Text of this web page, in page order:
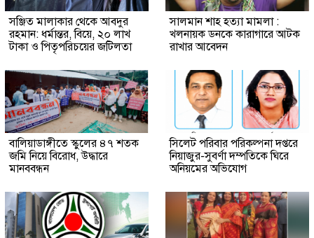
সঞ্জিত মালাকার থেকে আবদুর
রহমান: ধর্মান্তর, বিয়ে, ২০ লাখ
টাকা ও পিতৃপরিচয়ের জটিলতা
সালমান শাহ হত্যা মামলা :
খলনায়ক ডনকে কারাগারে আটক
রাখার আবেদন
বালিয়াডাঙ্গীতে স্কুলের ৪৭ শতক
জমি নিয়ে বিরোধ, উদ্ধারে
মানববন্ধন
সিলেট পরিবার পরিকল্পনা দপ্তরে
নিয়াজুর-সুবর্ণা দম্পতিকে ঘিরে
অনিয়মের অভিযোগ